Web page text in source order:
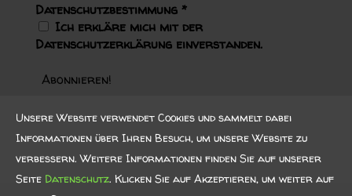
Datenschutzbestimmung *
Ich erkläre mich mit der
Datenschutzerklärung einverstanden.
Unsere Website verwendet Cookies und sammelt dabei
Informationen über Ihren Besuch, um unsere Website zu
verbessern. Weitere Informationen finden Sie auf unserer
Seite Datenschutz. Klicken Sie auf Akzeptieren, um weiter auf